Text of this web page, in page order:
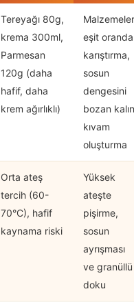
Tereyağı 80g,
krema 300ml,
Parmesan
120g (daha
hafif, daha
krem ağırlıklı)
eşit oranda
karıştırma,
sosun
dengesini
bozan kalın
kıvam
oluşturma
Orta ateş
tercih (60-
70°C), hafif
kaynama riski
Yüksek
ateşte
pişirme,
sosun
ayrışması
ve granüllü
doku